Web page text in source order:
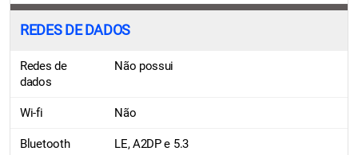
REDES DE DADOS
Redes de
dados
Não possui
Wi-fi Não
Bluetooth LE, A2DP e 5.3